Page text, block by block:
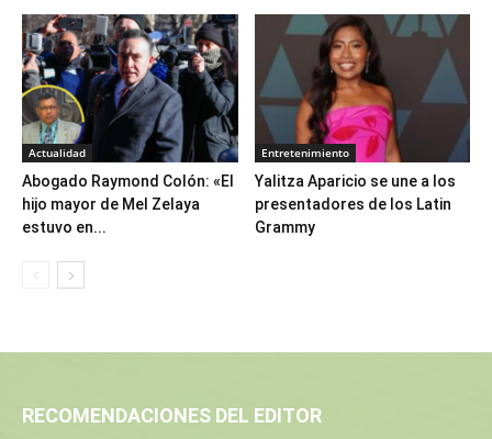
Actualidad
Abogado Raymond Colón: «El
hijo mayor de Mel Zelaya
estuvo en...
Entretenimiento
Yalitza Aparicio se une a los
presentadores de los Latin
Grammy
RECOMENDACIONES DEL EDITOR